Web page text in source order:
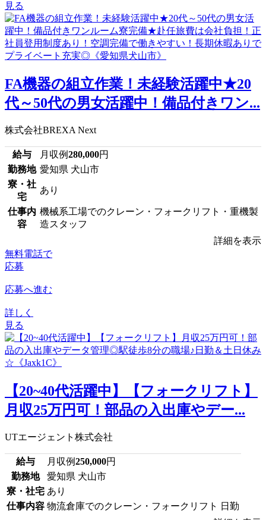
見る
FA機器の組立作業！未経験活躍中★20
代～50代の男女活躍中！備品付きワン...
株式会社BREXA Next
給与 月収例280,000円
勤務地 愛知県 犬山市
寮・社
宅
あり
仕事内
容
機械系工場でのクレーン・フォークリフト・重機製
造スタッフ
詳細を表示
無料電話で
応募
応募へ進む
詳しく
見る
【20~40代活躍中】【フォークリフト】
月収25万円可！部品の入出庫やデー...
UTエージェント株式会社
給与 月収例250,000円
勤務地
愛知県 犬山市
寮・社宅 あり
仕事内容 物流倉庫でのクレーン・フォークリフト 日勤